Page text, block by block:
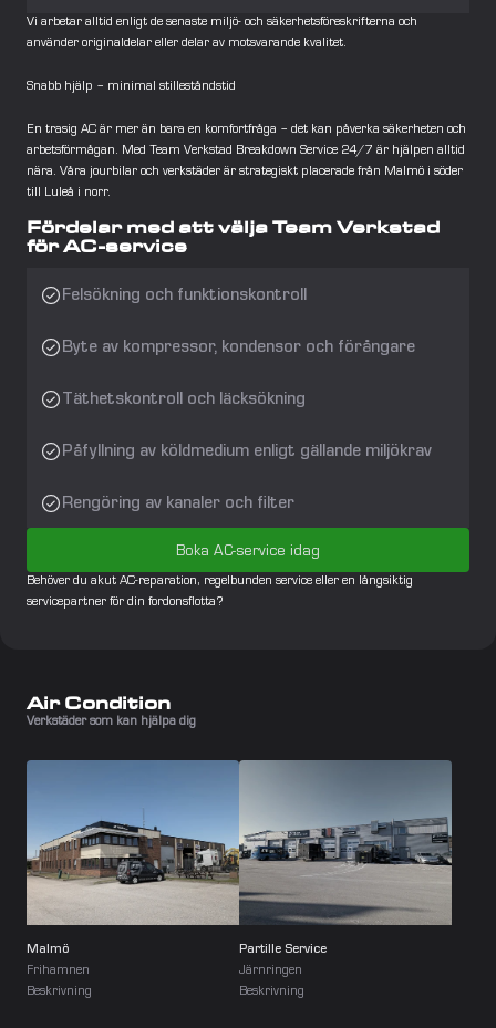
Vi arbetar alltid enligt de senaste miljö- och säkerhetsföreskrifterna och
använder originaldelar eller delar av motsvarande kvalitet.
Snabb hjälp – minimal stilleståndstid
En trasig AC är mer än bara en komfortfråga – det kan påverka säkerheten och
arbetsförmågan. Med Team Verkstad Breakdown Service 24/7 är hjälpen alltid
nära. Våra jourbilar och verkstäder är strategiskt placerade från Malmö i söder
till Luleå i norr.
Fördelar med att välja Team Verkstad
för AC-service
Felsökning och funktionskontroll
Byte av kompressor, kondensor och förångare
Täthetskontroll och läcksökning
Påfyllning av köldmedium enligt gällande miljökrav
Rengöring av kanaler och filter
Boka AC-service idag
Behöver du akut AC-reparation, regelbunden service eller en långsiktig
servicepartner för din fordonsflotta?
Air Condition
Verkstäder som kan hjälpa dig
Malmö
Frihamnen
Beskrivning
Partille Service
Järnringen
Beskrivning